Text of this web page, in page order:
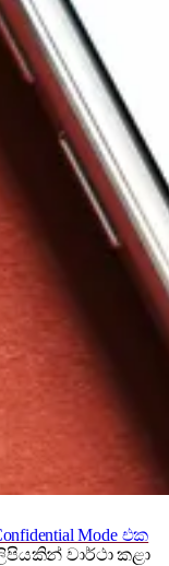
Mode එක
වාර්ථා කළා